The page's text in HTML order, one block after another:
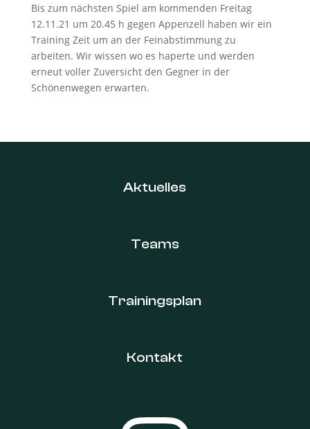
Bis zum nächsten Spiel am kommenden Freitag
12.11.21 um 20.45 h gegen Appenzell haben wir ein
Training Zeit um an der Feinabstimmung zu
arbeiten. Wir wissen wo es haperte und werden
erneut voller Zuversicht den Gegner in der
Schönenwegen erwarten.
Aktuelles
Teams
Trainingsplan
Kontakt